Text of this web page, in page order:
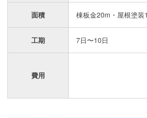
面積 棟板金20m・屋根塗装
工期 7日〜10日
費用